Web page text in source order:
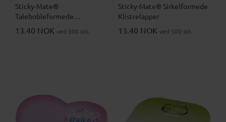
Sticky-Mate®
Talebobleformede
Klisterlapper
13.40 NOK ved 500 stk.
Sticky-Mate® Sirkelformede
Klistrelapper
13.40 NOK ved 500 stk.